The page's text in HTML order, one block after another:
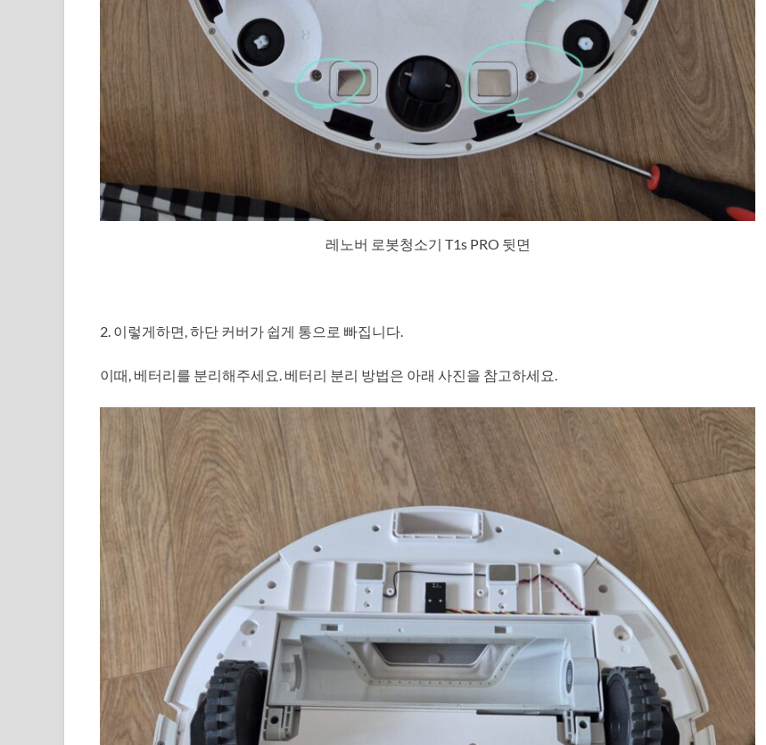
레노버 로봇청소기 T1s PRO 뒷면
2. 이렇게하면, 하단 커버가 쉽게 통으로 빠집니다.
이때, 베터리를 분리해주세요. 베터리 분리 방법은 아래 사진을 참고하세요.